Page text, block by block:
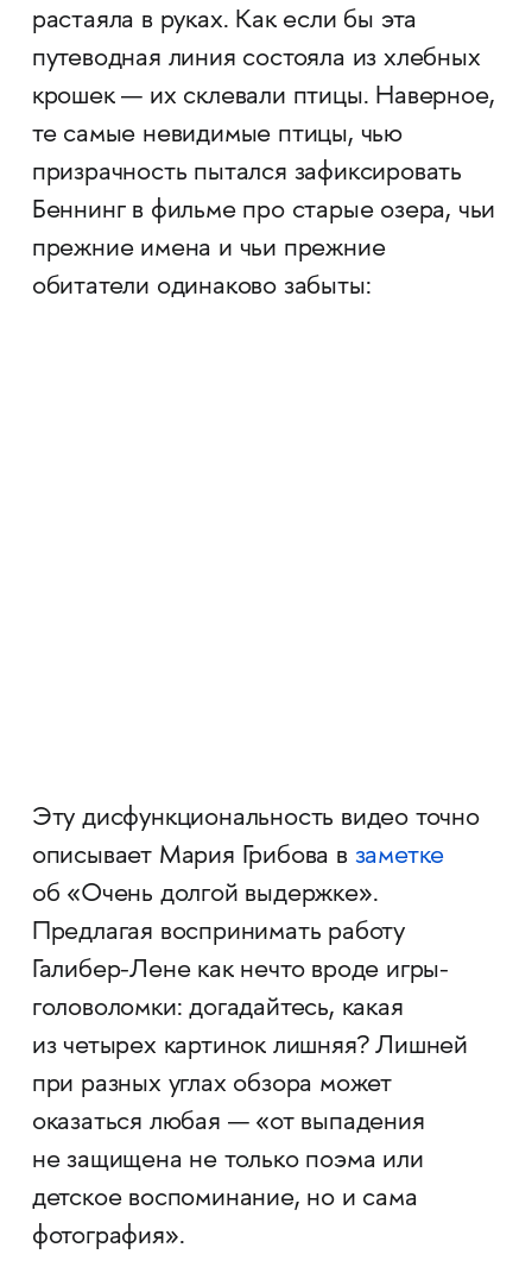
растаяла в руках. Как если бы эта
путеводная линия состояла из хлебных
крошек — их склевали птицы. Наверное,
те самые невидимые птицы, чью
призрачность пытался зафиксировать
Беннинг в фильме про старые озера, чьи
прежние имена и чьи прежние
обитатели одинаково забыты:
Эту дисфункциональность видео точно
описывает Мария Грибова в заметке
об «Очень долгой выдержке».
Предлагая воспринимать работу
Галибер-Лене как нечто вроде игры-
головоломки: догадайтесь, какая
из четырех картинок лишняя? Лишней
при разных углах обзора может
оказаться любая — «от выпадения
не защищена не только поэма или
детское воспоминание, но и сама
фотография».